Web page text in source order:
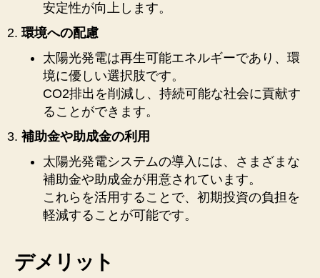
安定性が向上します。
環境への配慮
太陽光発電は再生可能エネルギーであり、環
境に優しい選択肢です。
CO2排出を削減し、持続可能な社会に貢献す
ることができます。
補助金や助成金の利用
太陽光発電システムの導入には、さまざまな
補助金や助成金が用意されています。
これらを活用することで、初期投資の負担を
軽減することが可能です。
デメリット